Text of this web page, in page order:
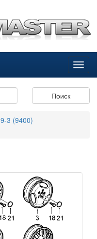
Поиск
9-3 (9400)